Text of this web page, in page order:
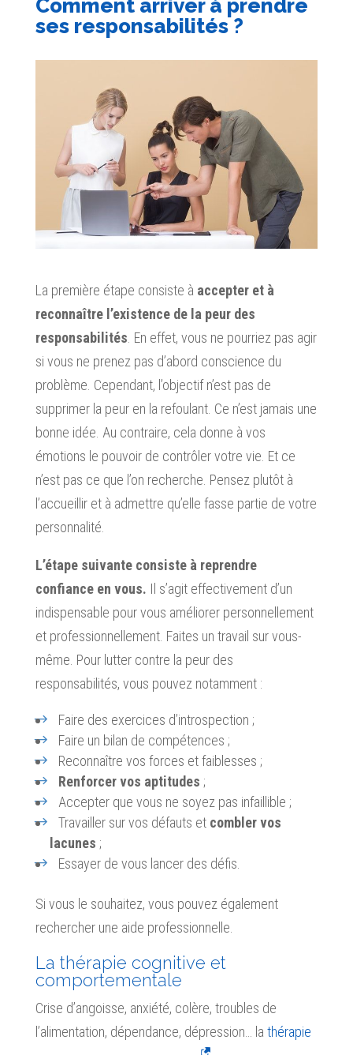
Comment arriver à prendre
ses responsabilités ?
La première étape consiste à accepter et à
reconnaître l’existence de la peur des
responsabilités . En effet, vous ne pourriez pas agir
si vous ne prenez pas d’abord conscience du
problème. Cependant, l’objectif n’est pas de
supprimer la peur en la refoulant. Ce n’est jamais une
bonne idée. Au contraire, cela donne à vos
émotions le pouvoir de contrôler votre vie. Et ce
n’est pas ce que l’on recherche. Pensez plutôt à
l’accueillir et à admettre qu’elle fasse partie de votre
personnalité.
L’étape suivante consiste à reprendre
confiance en vous. Il s’agit effectivement d’un
indispensable pour vous améliorer personnellement
et professionnellement. Faites un travail sur vous-
même. Pour lutter contre la peur des
responsabilités, vous pouvez notamment :
Faire des exercices d’introspection ;
Faire un bilan de compétences ;
Reconnaître vos forces et faiblesses ;
Renforcer vos aptitudes ;
Accepter que vous ne soyez pas infaillible ;
Travailler sur vos défauts et combler vos
lacunes ;
Essayer de vous lancer des défis.
Si vous le souhaitez, vous pouvez également
rechercher une aide professionnelle.
La thérapie cognitive et
comportementale
Crise d’angoisse, anxiété, colère, troubles de
l’alimentation, dépendance, dépression… la thérapie